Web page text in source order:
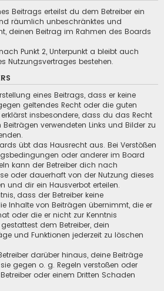
Beitrags erteilst du dem Betreiber ein
räumlich unbeschränktes und
deinen Beitrag im Rahmen des Boards
Punkt 2, Unterpunkt a bleibt auch
Nutzungsvertrages bestehen.
eines Beitrags, dass er keine
geltendes Recht oder die guten
erklärst insbesondere, dass du das Recht
verwendeten Links und Bilder zu
übt das Hausrecht aus. Bei Verstößen
oder anderer im Board
kann der Betreiber dich nach
oder dauerhaft von der Nutzung dieses
und dir ein Hausverbot erteilen.
dass der Betreiber keine
Inhalte von Beiträgen übernimmt, die er
oder die er nicht zur Kenntnis
dem Betreiber, dein
und Funktionen jederzeit zu löschen
darüber hinaus, deine Beiträge
gegen o. g. Regeln verstoßen oder
oder einem Dritten Schaden